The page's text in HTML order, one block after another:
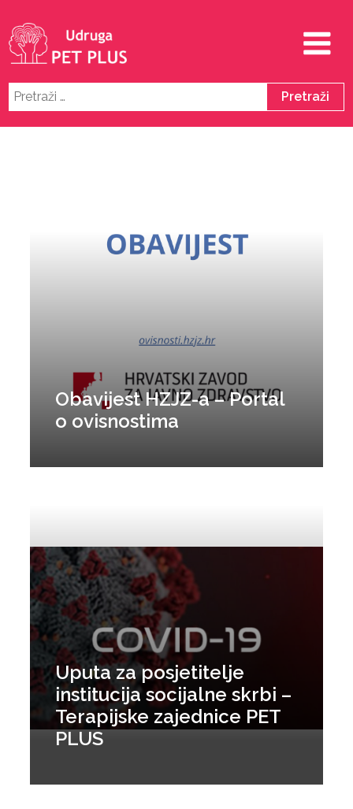
Pretraži:
Obavijest HZJZ-a – Portal
o ovisnostima
Uputa za posjetitelje
institucija socijalne skrbi –
Terapijske zajednice PET
PLUS